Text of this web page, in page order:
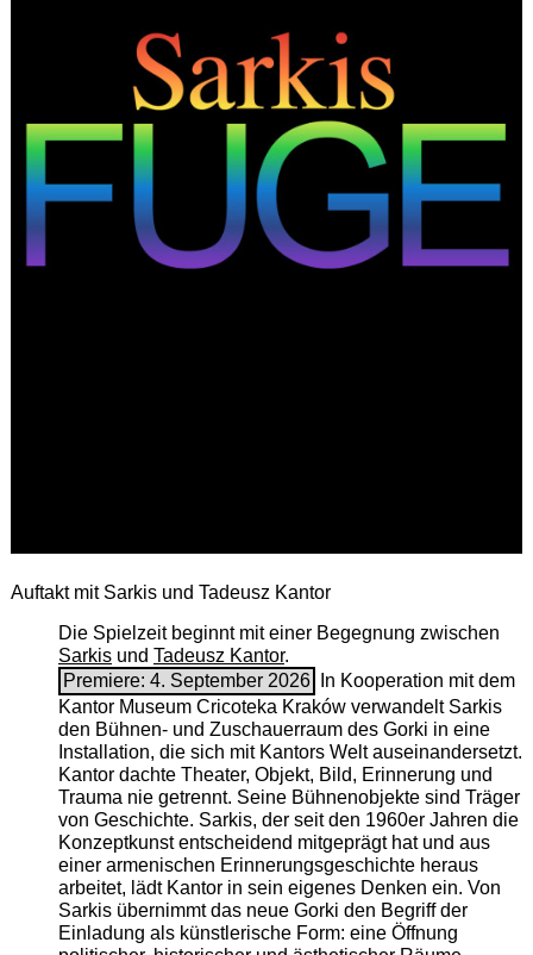
Auftakt mit Sarkis und Tadeusz Kantor
Die Spielzeit beginnt mit einer Begegnung zwischen
Sarkisund Tadeusz Kantor.
Premiere: 4. September 2026
In Kooperation mit dem
Kantor Museum Cricoteka Kraków verwandelt Sarkis
den Bühnen- und Zuschauerraum des Gorki in eine
Installation, die sich mit Kantors Welt auseinandersetzt.
Kantor dachte Theater, Objekt, Bild, Erinnerung und
Trauma nie getrennt. Seine Bühnenobjekte sind Träger
von Geschichte. Sarkis, der seit den 1960er Jahren die
Konzeptkunst entscheidend mitgeprägt hat und aus
einer armenischen ­Erinnerungsgeschichte heraus
arbeitet, lädt Kantor in sein eigenes Denken ein. Von
Sarkis übernimmt das neue Gorki den Begriff der
Einladung als künstlerische Form: eine Öffnung